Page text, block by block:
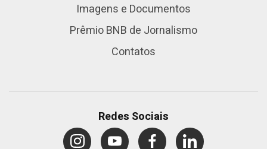
Imagens e Documentos
Prêmio BNB de Jornalismo
Contatos
Redes Sociais